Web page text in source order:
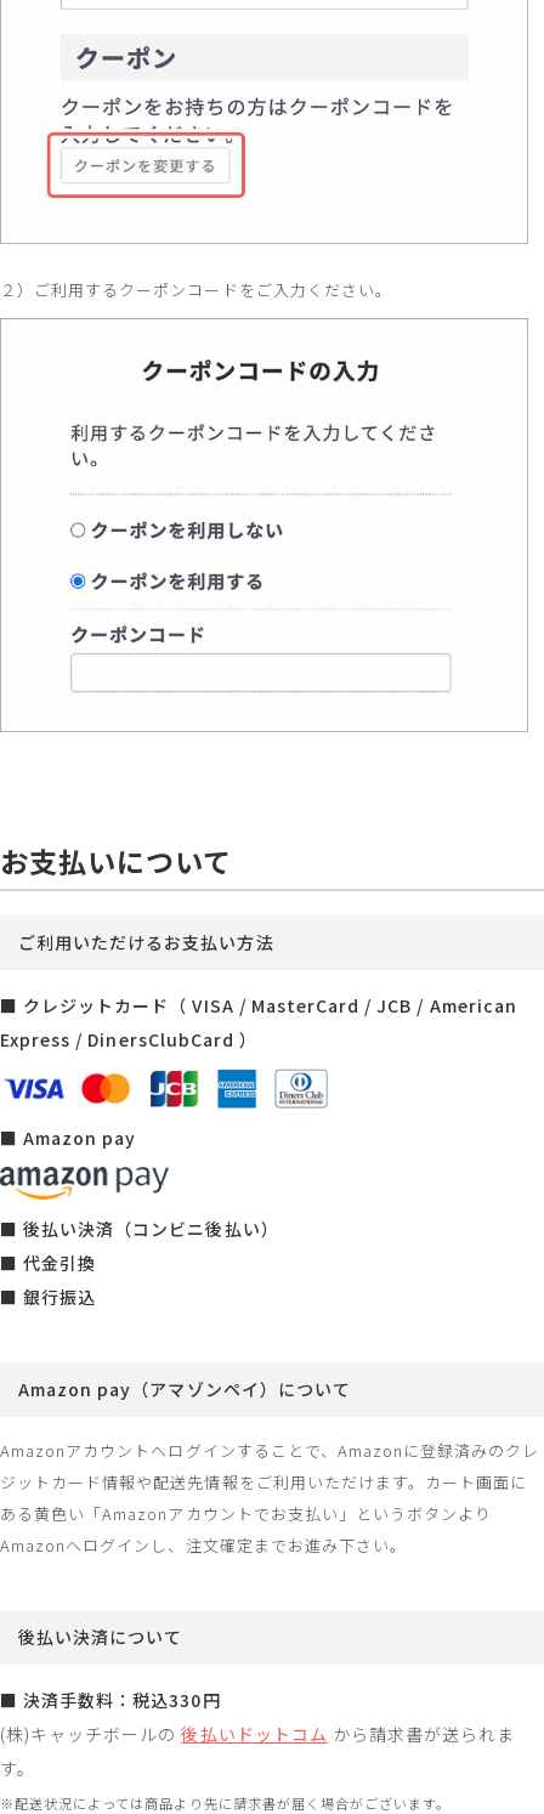
２）ご利用するクーポンコードをご入力ください。
お支払いについて
ご利用いただけるお支払い方法
■ クレジットカード（ VISA / MasterCard / JCB / American
Express / DinersClubCard ）
■ Amazon pay
■ 後払い決済（コンビニ後払い）
■ 代金引換
■ 銀行振込
Amazon pay（アマゾンペイ）について
Amazonアカウントへログインすることで、Amazonに登録済みのクレ
ジットカード情報や配送先情報をご利用いただけます。カート画面に
ある黄色い「Amazonアカウントでお支払い」というボタンより
Amazonへログインし、注文確定までお進み下さい。
後払い決済について
■ 決済手数料：税込330円
(株)キャッチボールの後払いドットコム から請求書が送られま
す。
※配送状況によっては商品より先に請求書が届く場合がございます。